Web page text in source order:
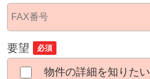
要望 必須
物件の詳細を知りたい